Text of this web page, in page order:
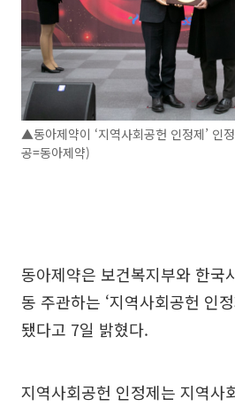
▲동아제약이 ‘지역사회공헌 인정제’ 인
공=동아제약)
동아제약은 보건복지부와 한국
동 주관하는 ‘지역사회공헌 인
됐다고 7일 밝혔다.
지역사회공헌 인정제는 지역사